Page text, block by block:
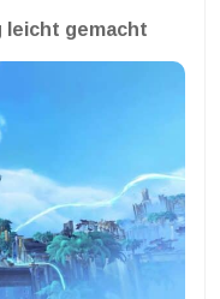
leicht gemacht